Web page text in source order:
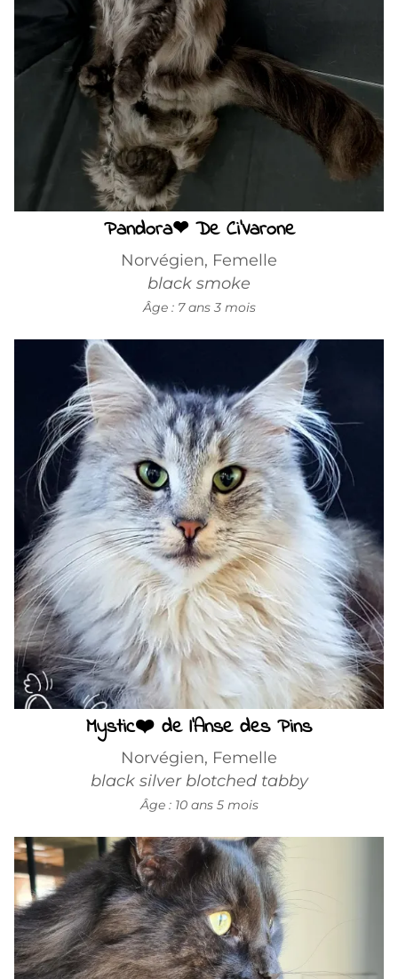
Pandora❤ De Ci'Varone
Norvégien, Femelle
black smoke
Âge : 7 ans 3 mois
Mystic❤️ de l'Anse des Pins
Norvégien, Femelle
black silver blotched tabby
Âge : 10 ans 5 mois